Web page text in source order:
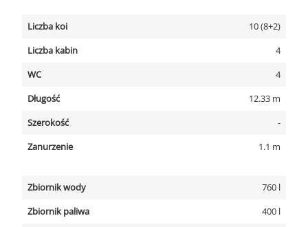
Liczba koi
10 (8+2)
Liczba kabin
4
WC
4
Długość
12.33 m
Szerokość
-
Zanurzenie
1.1 m
Zbiornik wody
760 l
Zbiornik paliwa
400 l